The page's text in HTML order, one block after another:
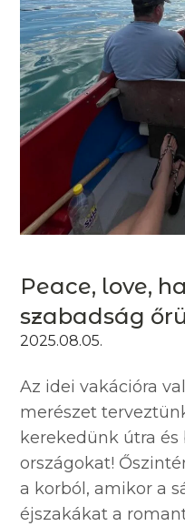
Peace, love,
szabadság
2025.08.05.
Az idei vakációra
merészet
kerekedünk útra
országokat!
a korból, amikor a
éjszakákat a